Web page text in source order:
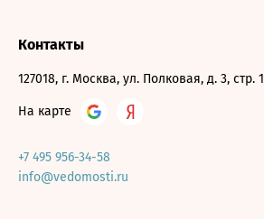
Контакты
127018, г. Москва, ул. Полковая, д. 3, стр. 1
На карте
+7 495 956-34-58
info@vedomosti.ru